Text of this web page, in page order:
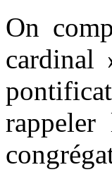
On
cardinal